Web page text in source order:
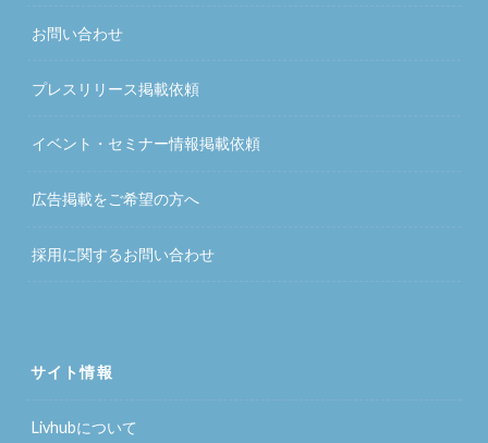
お問い合わせ
プレスリリース掲載依頼
イベント・セミナー情報掲載依頼
広告掲載をご希望の方へ
採用に関するお問い合わせ
サイト情報
Livhubについて